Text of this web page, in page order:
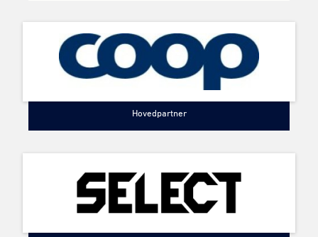
Hovedpartner